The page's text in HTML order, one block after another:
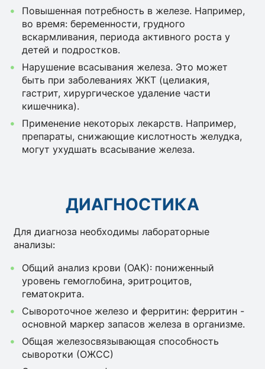
Повышенная потребность в железе. Например,
во время: беременности, грудного
вскармливания, периода активного роста у
детей и подростков.
Нарушение всасывания железа. Это может
быть при заболеваниях ЖКТ (целиакия,
гастрит, хирургическое удаление части
кишечника).
Применение некоторых лекарств. Например,
препараты, снижающие кислотность желудка,
могут ухудшать всасывание железа.
ДИАГНОСТИКА
Для диагноза необходимы лабораторные
анализы:
Общий анализ крови (ОАК): пониженный
уровень гемоглобина, эритроцитов,
гематокрита.
Сывороточное железо и ферритин: ферритин -
основной маркер запасов железа в организме.
Общая железосвязывающая способность
сыворотки (ОЖСС)